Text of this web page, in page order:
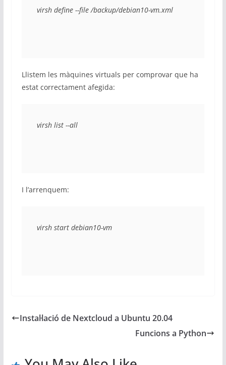
virsh define --file /backup/debian10-vm.xml
Llistem les màquines virtuals per comprovar que ha
estat correctament afegida:
virsh list --all
I l’arrenquem:
virsh start debian10-vm
Instal·lació de Nextcloud a Ubuntu 20.04
Funcions a Python